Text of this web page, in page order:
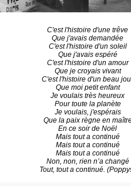
C'est l'histoire d'une trêve
Que j'avais demandée
C'est l'histoire d'un soleil
Que j'avais espéré
C'est l'histoire d'un amour
Que je croyais vivant
C'est l'histoire d'un beau
Que moi petit enfant
Je voulais très heureux
Pour toute la planète
Je voulais, j'espérais
Que la paix règne en
En ce soir de Noël
Mais tout a continué
Mais tout a continué
Mais tout a continué
Non, non, rien n’a changé
Tout, tout a continué.